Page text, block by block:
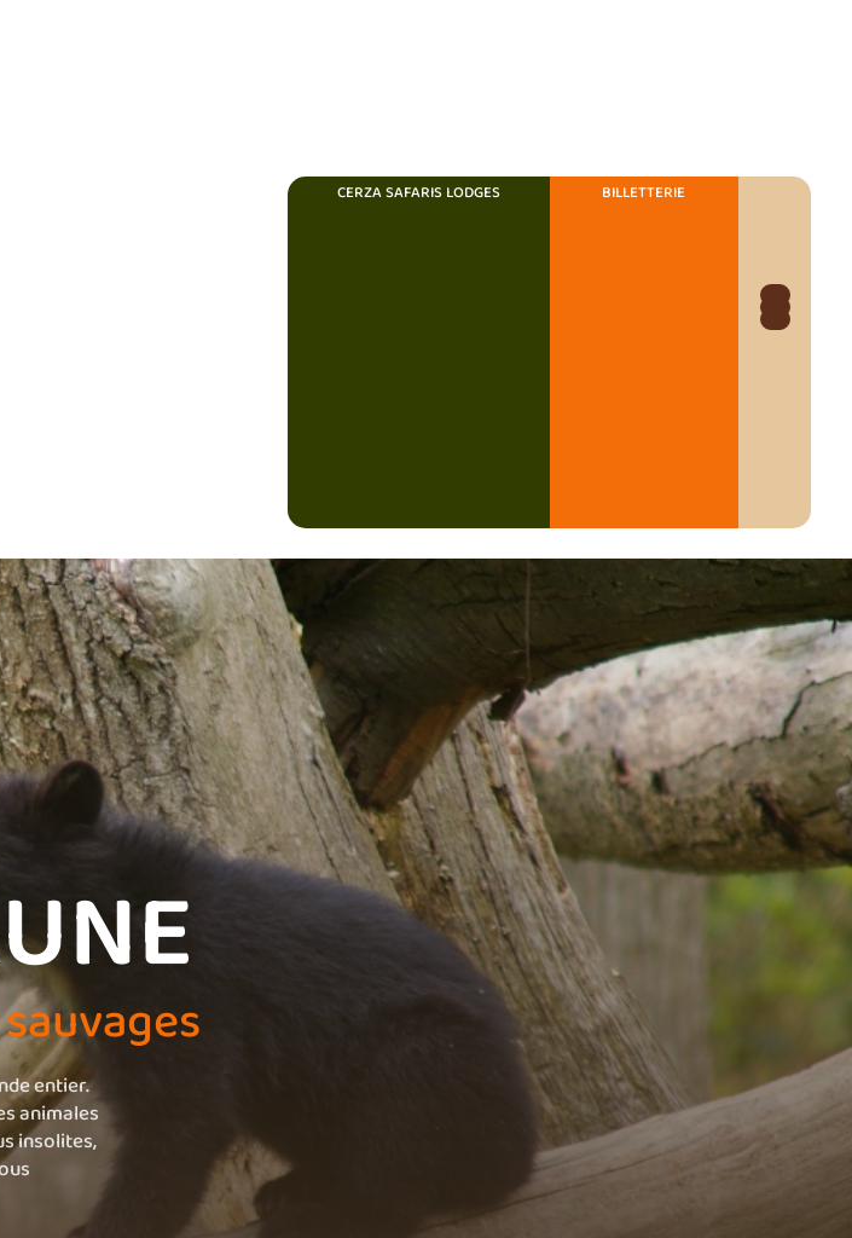
CERZA SAFARIS LODGES BILLETTERIE
entier.
animales
insolites,